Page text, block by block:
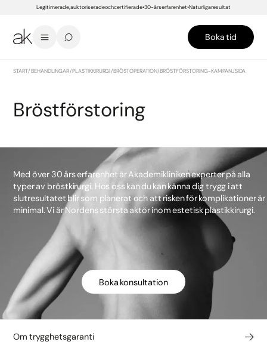
Legitimerade, auktoriserade och certifierade 30-års erfarenhet Naturliga resultat
Boka tid
START/BEHANDLINGAR/PLASTIKKIRURGI/BRÖSTOPERATION/BRÖSTFÖRSTORING- KAMPANJSIDA
Bröstförstoring
Med över 30 års erfarenhet är Akademikliniken experter på alla
typer av bröstkirurgi. Hos oss kan du kan känna dig trygg i att
slutresultatet blir som planerat och att risken för komplikationer är
minimal. Vi är Nordens största aktör inom estetisk plastikkirurgi.
Boka konsultation
Om trygghetsgaranti